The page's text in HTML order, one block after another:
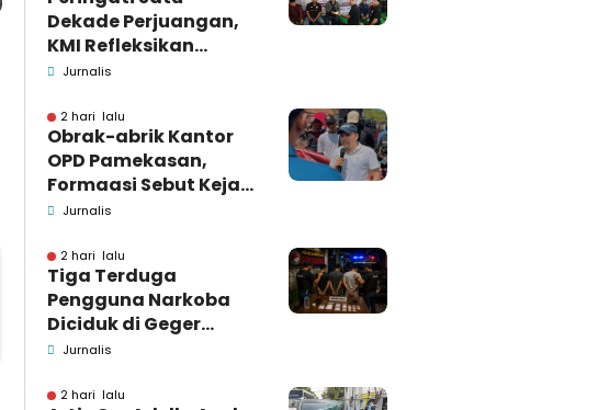
Dekade Perjuangan,
KMI Refleksikan
Kontribusi untuk
Jurnalis
2 hari lalu
Obrak-abrik Kantor
OPD Pamekasan,
Formaasi Sebut Kejari
Pamekasan
Jurnalis
2 hari lalu
Tiga Terduga
Pengguna Narkoba
Diciduk di Geger
Bangkalan, Polisi
dan Barang Bukti
Jurnalis
2 hari lalu